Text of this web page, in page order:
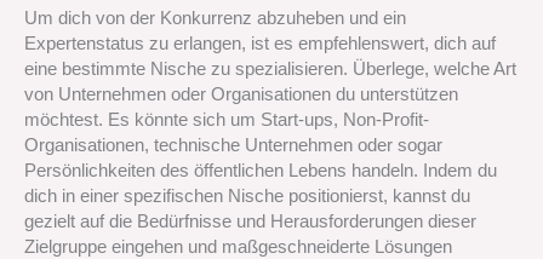
Um dich von der Konkurrenz abzuheben und ein
Expertenstatus zu erlangen, ist es empfehlenswert, dich auf
eine bestimmte Nische zu spezialisieren. Überlege, welche Art
von Unternehmen oder Organisationen du unterstützen
möchtest. Es könnte sich um Start-ups, Non-Profit-
Organisationen, technische Unternehmen oder sogar
Persönlichkeiten des öffentlichen Lebens handeln. Indem du
dich in einer spezifischen Nische positionierst, kannst du
gezielt auf die Bedürfnisse und Herausforderungen dieser
Zielgruppe eingehen und maßgeschneiderte Lösungen